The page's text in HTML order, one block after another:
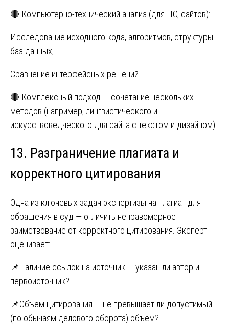
🔴 Компьютерно-технический анализ (для ПО, сайтов):
Исследование исходного кода, алгоритмов, структуры
баз данных;
Сравнение интерфейсных решений.
🔴 Комплексный подход — сочетание нескольких
методов (например, лингвистического и
искусствоведческого для сайта с текстом и дизайном).
13. Разграничение плагиата и
корректного цитирования
Одна из ключевых задач экспертизы на плагиат для
обращения в суд — отличить неправомерное
заимствование от корректного цитирования. Эксперт
оценивает:
📌Наличие ссылок на источник — указан ли автор и
первоисточник?
📌Объём цитирования — не превышает ли допустимый
(по обычаям делового оборота) объём?